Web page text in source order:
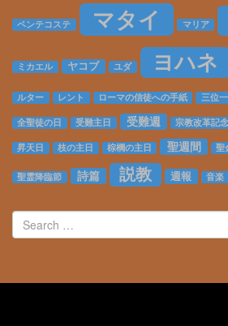
ペンテコステ マタイ マリア
ミカエル ヤコブ ユダ ヨハネ
ルター レント ローマの信徒への手紙 三位
全聖徒の日 受難主日 受難週 宗教改革記
昇天日 枝の主日 棕櫚の主日 聖週間 聖
聖霊降臨節 詩篇 説教 週報 音楽
Search
for: